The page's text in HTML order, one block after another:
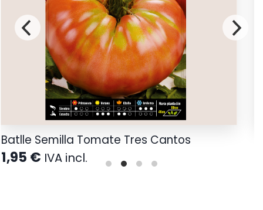
Batlle Semilla Tomate Tres Cantos
1,95 € IVA incl.